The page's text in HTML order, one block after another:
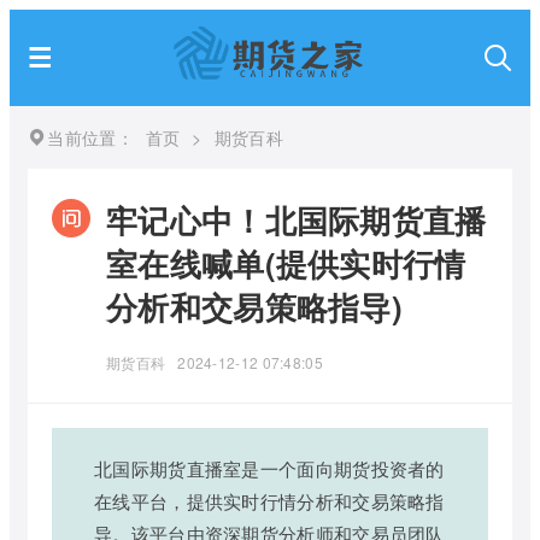
当前位置： 首页 > 期货百科
牢记心中！北国际期货直播
室在线喊单(提供实时行情
分析和交易策略指导)
期货百科 2024-12-12 07:48:05
北国际期货直播室是一个面向期货投资者的
在线平台，提供实时行情分析和交易策略指
导。该平台由资深期货分析师和交易员团队